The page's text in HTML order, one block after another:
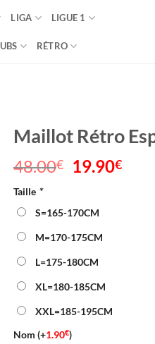
LIGA LIGUE 1
RÉTRO
Maillot Rétro
48.00€
Le
était :
48.00€.
19.90€
Taille *
S=165-170CM
M=170-175CM
L=175-180CM
XL=180-185CM
XXL=185-195CM
Nom (+1.90€)